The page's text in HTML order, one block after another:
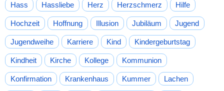
Hass Hassliebe Herz Herzschmerz Hilfe
Hochzeit Hoffnung Illusion Jubiläum Jugend
Jugendweihe Karriere Kind Kindergeburtstag
Kindheit Kirche Kollege Kommunion
Konfirmation Krankenhaus Kummer Lachen